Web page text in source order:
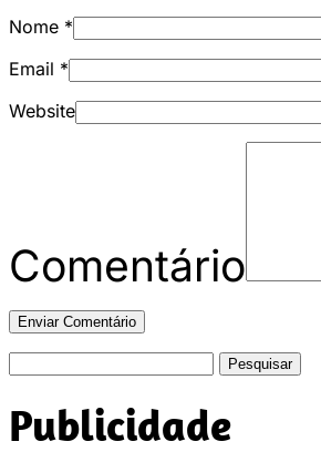
Nome *
Email *
Website
Comentário
Publicidade